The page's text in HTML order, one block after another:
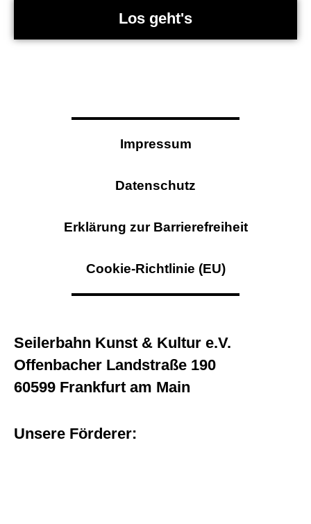
Los geht's
Impressum
Datenschutz
Erklärung zur Barrierefreiheit
Cookie-Richtlinie (EU)
Seilerbahn Kunst & Kultur e.V.
Offenbacher Landstraße 190
60599 Frankfurt am Main
Unsere Förderer: